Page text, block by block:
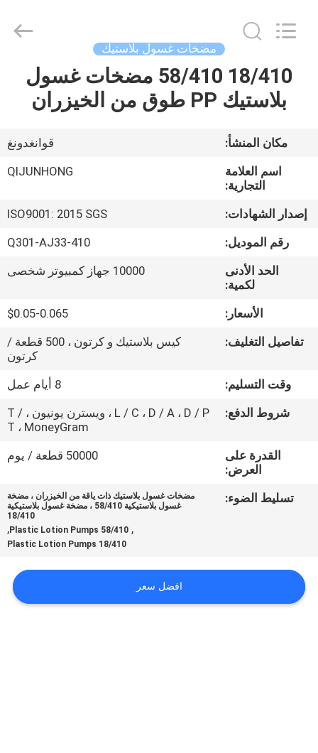
المنزل
برنامج
جولة
المصنع
مراقبة
الجودة
اتصل
اقتباس
PRODUCTS
MANUFACTORY
Reserved.
مضخات غسول بلاستيك
18/410 58/410 مضخات غسول
بلاستيك PP طوق من الخيزران
مكان المنشأ:
قوانغدونغ
اسم العلامة
التجارية:
QIJUNHONG
إصدار الشهادات:
ISO9001: 2015 SGS
رقم الموديل:
Q301-AJ33-410
الحد الأدنى
لكمية:
10000 جهاز كمبيوتر شخصى
الأسعار:
$0.05-0.065
تفاصيل التغليف:
كيس بلاستيك و كرتون ، 500 قطعة /
كرتون
وقت التسليم:
8 أيام عمل
شروط الدفع:
L / C ، D / A ، D / P ، ويسترن يونيون ، T /
T ، MoneyGram
القدرة على
العرض:
50000 قطعة / يوم
تسليط الضوء:
مضخات غسول بلاستيك ذات ياقة من الخيزران ، مضخة
غسول بلاستيكية 58/410 ، مضخة غسول بلاستيكية
18/410
,
58/410 Plastic Lotion Pumps
,
18/410 Plastic Lotion Pumps
افضل سعر